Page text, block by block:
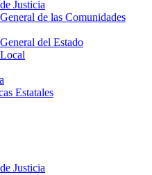
Justicia
de las Comunidades
del Estado
Estatales
Justicia